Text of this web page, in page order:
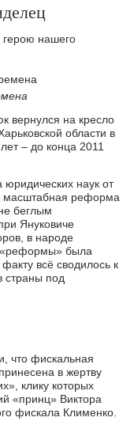
герою нашего
вернулся на кресло
области в
– до конца 2011
наук от
масштабная реформа
беглым
Януковиче
в народе
была
всё сводилось к
страны под
что фискальная
в жертву
клику которых
«принц» Виктора
фискала Клименко.